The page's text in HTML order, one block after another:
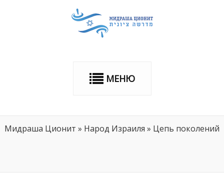
МЕНЮ
Мидраша Ционит » Народ Израиля » Цепь поколений